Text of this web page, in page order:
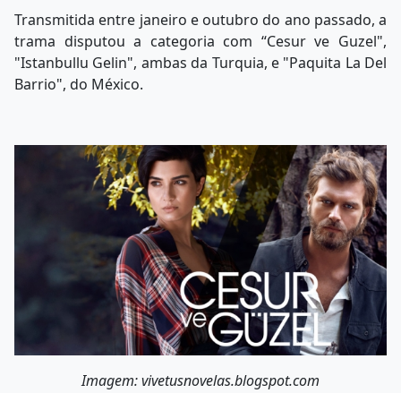
Transmitida entre janeiro e outubro do ano passado, a
trama disputou a categoria com “Cesur ve Guzel",
"Istanbullu Gelin", ambas da Turquia, e "Paquita La Del
Barrio", do México.
Imagem: vivetusnovelas.blogspot.com